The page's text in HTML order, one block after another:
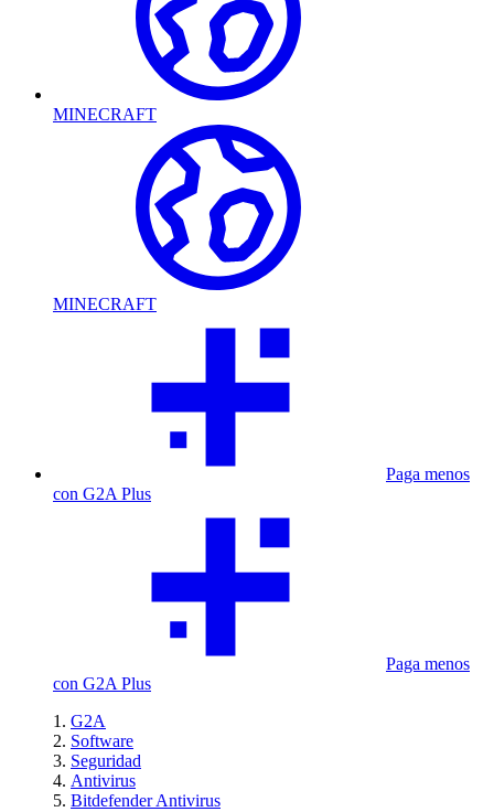
MINECRAFT
MINECRAFT
Paga menos
con G2A Plus
Paga menos
con G2A Plus
G2A
Software
Seguridad
Antivirus
Bitdefender Antivirus